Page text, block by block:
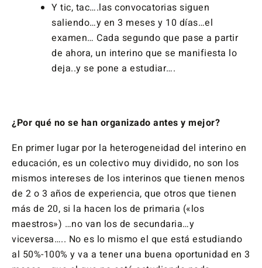
Y tic, tac….las convocatorias siguen
saliendo…y en 3 meses y 10 días…el
examen… Cada segundo que pase a partir
de ahora, un interino que se manifiesta lo
deja..y se pone a estudiar….
¿Por qué no se han organizado antes y mejor?
En primer lugar por la heterogeneidad del interino en
educación, es un colectivo muy dividido, no son los
mismos intereses de los interinos que tienen menos
de 2 o 3 años de experiencia, que otros que tienen
más de 20, si la hacen los de primaria («los
maestros») …no van los de secundaria…y
viceversa….. No es lo mismo el que está estudiando
al 50%-100% y va a tener una buena oportunidad en 3